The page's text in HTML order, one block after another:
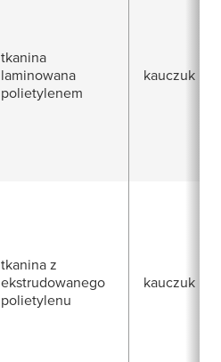
tkanina
laminowana
polietylenem
kauczuk
tkanina z
ekstrudowanego
polietylenu
kauczuk